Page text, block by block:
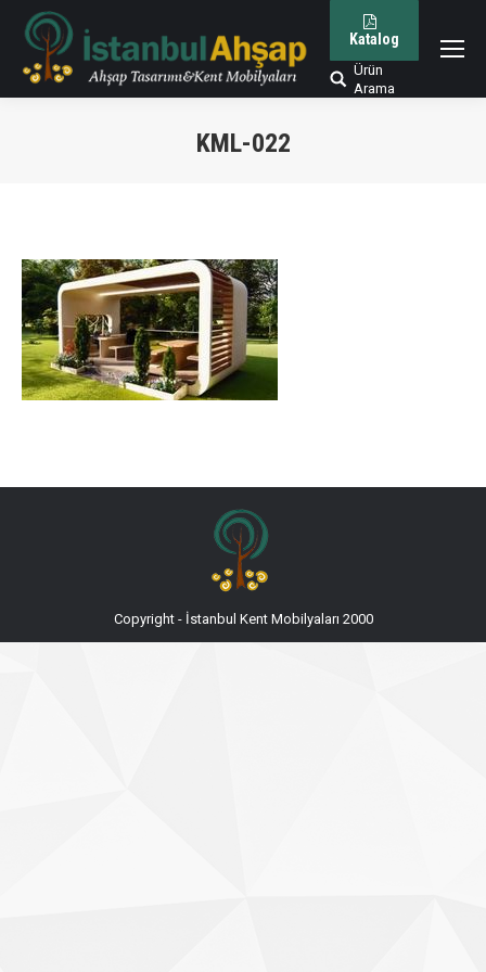
Katalog
Arama:
Ürün
Arama
KML-022
Copyright - İstanbul Kent Mobilyaları 2000